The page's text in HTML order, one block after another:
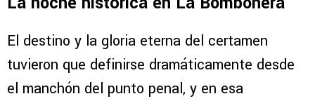
El destino y la gloria eterna del certamen
tuvieron que definirse dramáticamente desde
el manchón del punto penal, y en esa